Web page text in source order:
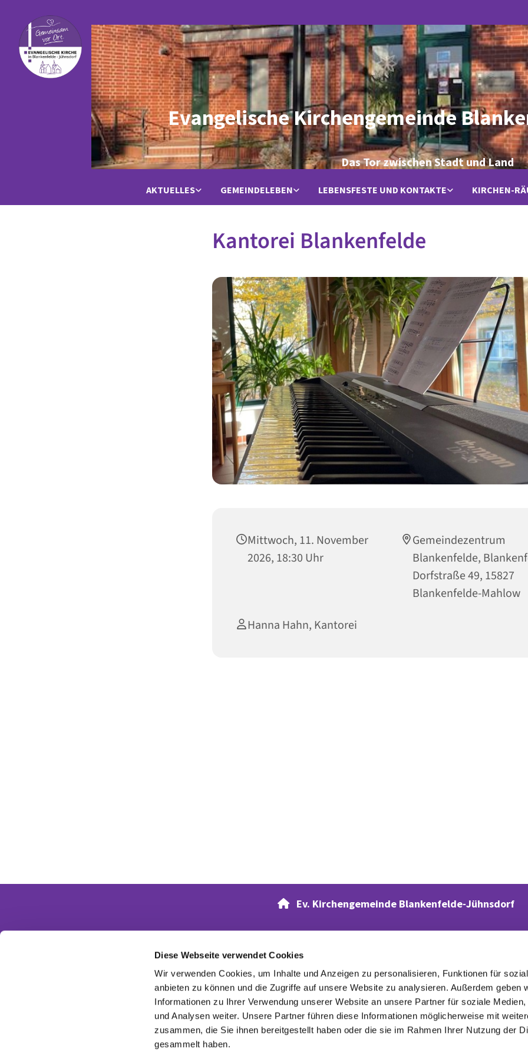
Diese Webseite verwendet Cookies
Wir verwenden Cookies, um Inhalte und Anzeigen zu personalisieren, Funktionen für
anbieten zu können und die Zugriffe auf unsere Website zu analysieren. Außerdem geben
Informationen zu Ihrer Verwendung unserer Website an unsere Partner für soziale Medien,
und Analysen weiter. Unsere Partner führen diese Informationen möglicherweise mit
zusammen, die Sie ihnen bereitgestellt haben oder die sie im Rahmen Ihrer Nutzung der
gesammelt haben.
Evangelische Kirchengemeinde
Das Tor zwischen Stadt und Land
AKTUELLES GEMEINDELEBEN LEBENSFESTE UND KONTAKTE KIRCHEN-
Kantorei Blankenfelde
Mittwoch, 11. November
2026, 18:30 Uhr
Gemeindezentrum
Blankenfelde,
Dorfstraße 49, 15827
Blankenfelde-Mahlow
Hanna Hahn, Kantorei
Ev. Kirchengemeinde Blankenfelde-Jühnsdorf
Partnergemeinden
Ev. Invitasgemeinde Glasow-Mahlow
Ev. Kirchengemeinde Dahlewitz-Diedersdorf
Ev. Versöhnungsgemeinde Rangsdorf
Ev. Kirchenkreis Zossen-Fläming
EKBO - Evangelisch im Osten
Evangelischer Waldfriedhof